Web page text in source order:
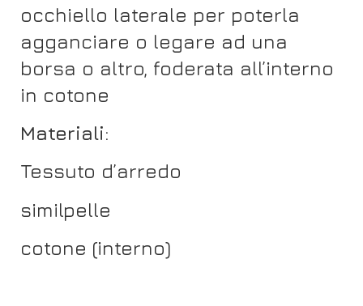
occhiello laterale per poterla
agganciare o legare ad una
borsa o altro, foderata all’interno
in cotone
Materiali:
Tessuto d’arredo
similpelle
cotone (interno)